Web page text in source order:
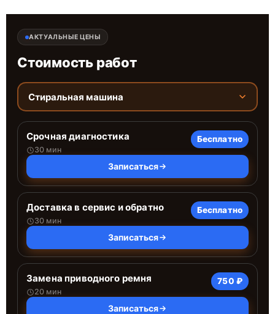
АКТУАЛЬНЫЕ ЦЕНЫ
Стоимость работ
Стиральная машина
Срочная диагностика
30 мин
Бесплатно
Записаться
Доставка в сервис и обратно
30 мин
Бесплатно
Записаться
Замена приводного ремня
20 мин
750 ₽
Записаться